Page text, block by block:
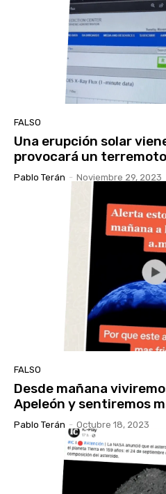
FALSO
Una erupción solar
provocará un terremoto
Pablo Terán - Noviembre 29, 2023
FALSO
Desde mañana
Apeleón y sentiremos
Pablo Terán - Octubre 18, 2023